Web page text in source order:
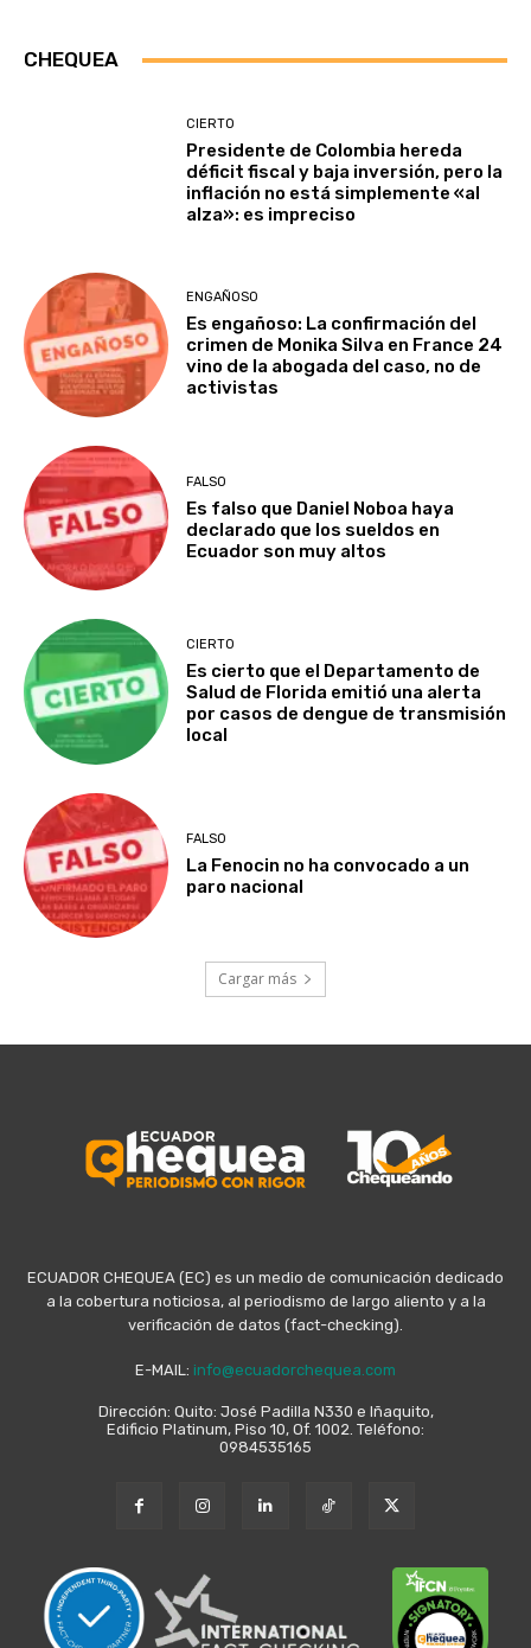
CHEQUEA
CIERTO
Presidente de Colombia hereda
déficit fiscal y baja inversión, pero la
inflación no está simplemente «al
alza»: es impreciso
ENGAÑOSO
Es engañoso: La confirmación del
crimen de Monika Silva en France 24
vino de la abogada del caso, no de
activistas
FALSO
Es falso que Daniel Noboa haya
declarado que los sueldos en
Ecuador son muy altos
CIERTO
Es cierto que el Departamento de
Salud de Florida emitió una alerta
por casos de dengue de transmisión
local
FALSO
La Fenocin no ha convocado a un
paro nacional
Cargar más
ECUADOR CHEQUEA (EC) es un medio de comunicación dedicado
a la cobertura noticiosa, al periodismo de largo aliento y a la
verificación de datos (fact-checking).
E-MAIL: info@ecuadorchequea.com
Dirección: Quito: José Padilla N330 e Iñaquito,
Edificio Platinum, Piso 10, Of. 1002. Teléfono:
0984535165